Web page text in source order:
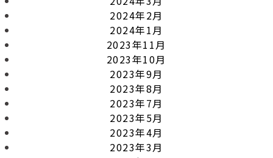
2024年2月
2024年1月
2023年11月
2023年10月
2023年9月
2023年8月
2023年7月
2023年5月
2023年4月
2023年3月